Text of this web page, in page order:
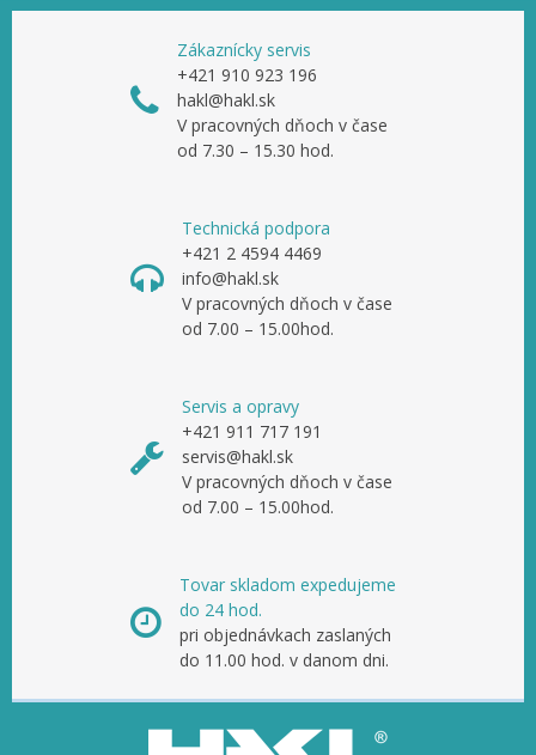
Zákaznícky servis
+421 910 923 196
hakl@hakl.sk
V pracovných dňoch v čase
od 7.30 – 15.30 hod.
Technická podpora
+421 2 4594 4469
info@hakl.sk
V pracovných dňoch v čase
od 7.00 – 15.00hod.
Servis a opravy
+421 911 717 191
servis@hakl.sk
V pracovných dňoch v čase
od 7.00 – 15.00hod.
Tovar skladom expedujeme
do 24 hod.
pri objednávkach zaslaných
do 11.00 hod. v danom dni.